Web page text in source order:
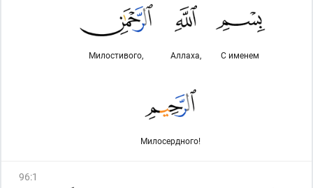
С именем
Аллаха,
Милостивого,
Милосердного!
96:1